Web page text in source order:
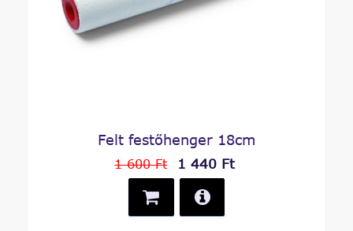
Felt festőhenger 18cm
1 600 Ft 1 440 Ft